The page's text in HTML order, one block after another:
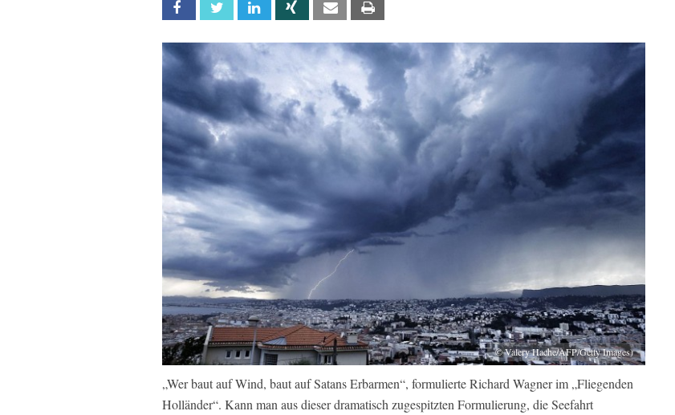
Facebook Twitter Linkedin Xing Email
© Valery Hache/AFP/Getty Images)
„Wer baut auf Wind, baut auf Satans Erbarmen“, formulierte Richard Wagner im „Fliegenden
Holländer“. Kann man aus dieser dramatisch zugespitzten Formulierung, die Seefahrt